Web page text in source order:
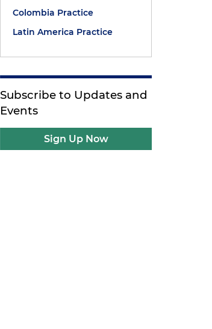
Colombia Practice
Latin America Practice
Subscribe to Updates and
Events
Sign Up Now